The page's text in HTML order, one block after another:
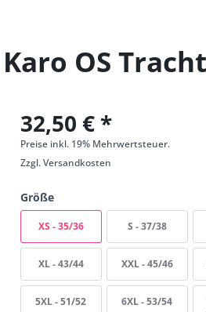
OS
32,50 € *
Preise inkl. 19% Mehrwertsteuer.
Zzgl.Versandkosten
Größe
XS - 35/36 S - 37/38
XL - 43/44 XXL - 45/46
5XL - 51/52 6XL - 53/54